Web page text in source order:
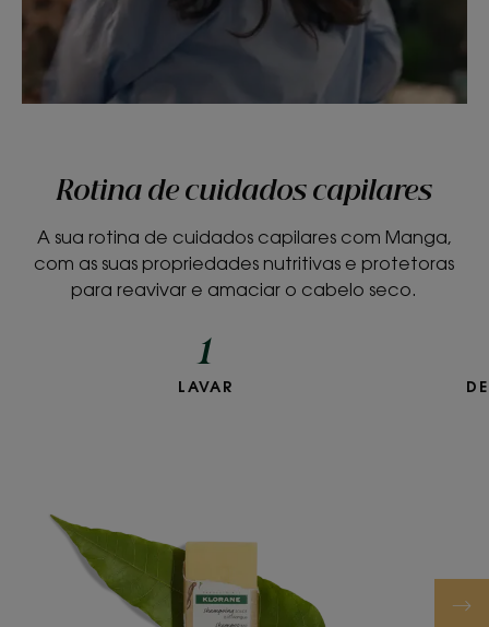
Rotina de cuidados capilares
A sua rotina de cuidados capilares com Manga,
com as suas propriedades nutritivas e protetoras
para reavivar e amaciar o cabelo seco.
1
Champô
LAVAR